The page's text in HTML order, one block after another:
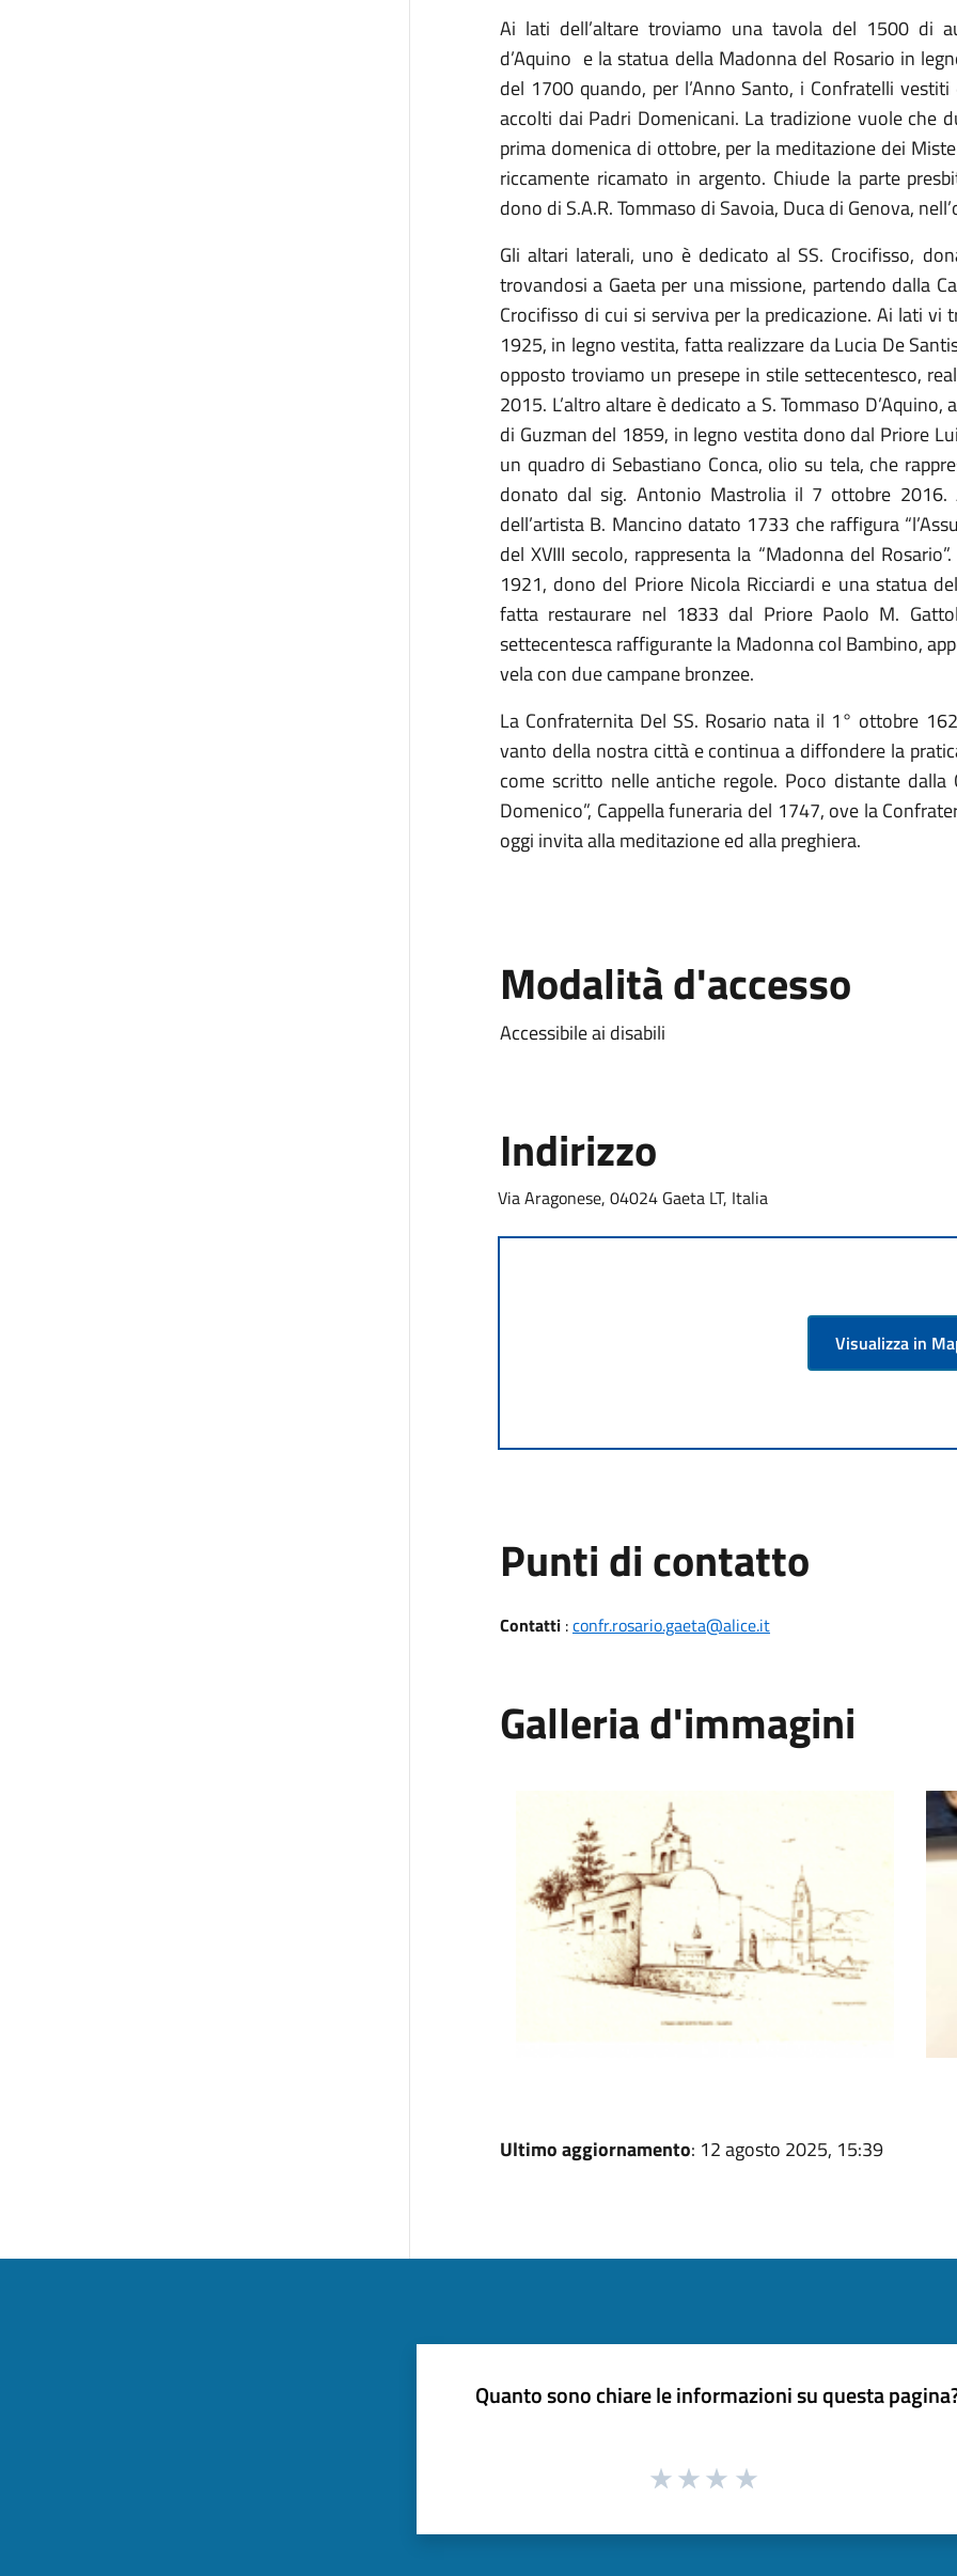
Ai lati dell’altare troviamo una tavola del 1500 di
d’Aquino e la statua della Madonna del Rosario in
del 1700 quando, per l’Anno Santo, i Confratelli
accolti dai Padri Domenicani. La tradizione vuole che
prima domenica di ottobre, per la meditazione dei
riccamente ricamato in argento. Chiude la parte
dono di S.A.R. Tommaso di Savoia, Duca di Genova,
Gli altari laterali, uno è dedicato al SS. Crocifisso,
trovandosi a Gaeta per una missione, partendo dalla
Crocifisso di cui si serviva per la predicazione. Ai lati
1925, in legno vestita, fatta realizzare da Lucia De
opposto troviamo un presepe in stile settecentesco,
2015. L’altro altare è dedicato a S. Tommaso
di Guzman del 1859, in legno vestita dono dal Priore
un quadro di Sebastiano Conca, olio su tela, che
donato dal sig. Antonio Mastrolia il 7 ottobre 2016.
dell’artista B. Mancino datato 1733 che raffigura
del XVIII secolo, rappresenta la “Madonna del
1921, dono del Priore Nicola Ricciardi e una statua
fatta restaurare nel 1833 dal Priore Paolo M.
settecentesca raffigurante la Madonna col Bambino,
vela con due campane bronzee.
La Confraternita Del SS. Rosario nata il 1° ottobre
vanto della nostra città e continua a diffondere la
come scritto nelle antiche regole. Poco distante dalla
Domenico”, Cappella funeraria del 1747, ove la
oggi invita alla meditazione ed alla preghiera.
Modalità d'accesso
Accessibile ai disabili
Indirizzo
Via Aragonese, 04024 Gaeta LT, Italia
Visualizza in
Punti di contatto
Contatti:confr.rosario.gaeta@alice.it
Galleria d'immagini
Chieda del SS. Rosario di Gaeta
Ultimo aggiornamento: 12 agosto 2025, 15:39
Quanto sono chiare le informazioni su questa